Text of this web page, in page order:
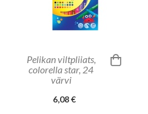
Pelikan viltpliiats,
colorella star, 24
värvi
6,08 €